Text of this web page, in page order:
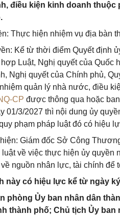
điều kiện kinh doanh
Thực hiện nhiệm vụ địa bàn
Kể từ thời điểm Quyết định
Luật, Nghị quyết của Quốc
Nghị quyết của Chính phủ,
quản lý nhà nước, điều
CP được thông qua hoặc
01/3/2027 thì nội dung ủy
phạm pháp luật đó có hiệu
Giám đốc Sở Công
về việc thực hiện ủy quyền
nguồn nhân lực, tài chính để
này có hiệu lực kể từ ngày
phòng Ủy ban nhân dân
thành phố; Chủ tịch Ủy